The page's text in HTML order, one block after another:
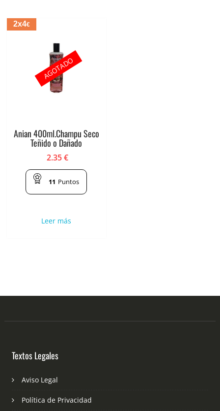
2x4€
Anian 400ml.Champu Seco
Teñido o Dañado
2.35€
11 Puntos
Leer más
AGOTADO
Textos Legales
Aviso Legal
Política de Privacidad